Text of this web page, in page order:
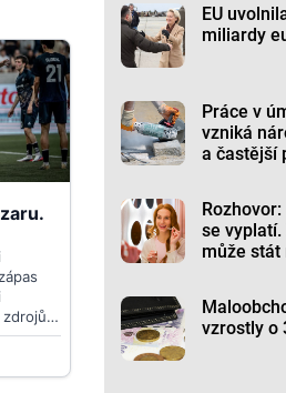
EU
miliardy
Práce v
vzniká
a častější
se
může stát
vzrostly o